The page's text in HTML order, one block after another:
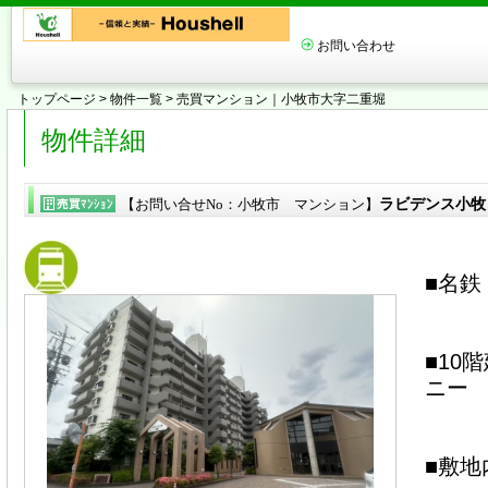
お問い合わせ
トップページ > 物件一覧 > 売買マンション｜小牧市大字二重堀
物件詳細
【お問い合せNo：小牧市 マンション】 ラビデンス小牧
■名
■10
ニー
■敷